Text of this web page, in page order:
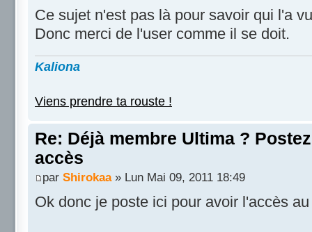
Ce sujet n'est pas là pour savoir qui l'a
Donc merci de l'user comme il se doit.
Kaliona
Viens prendre ta rouste !
Re: Déjà membre Ultima ?
accès
par Shirokaa» Lun Mai 09, 2011 18:49
Ok donc je poste ici pour avoir l'accès